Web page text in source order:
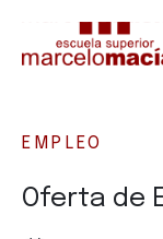
EMPLEO
Oferta de